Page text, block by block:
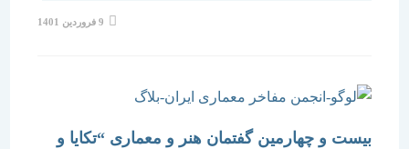
بیست و چهارمین گفتمان هنر و معماری “تکایا و